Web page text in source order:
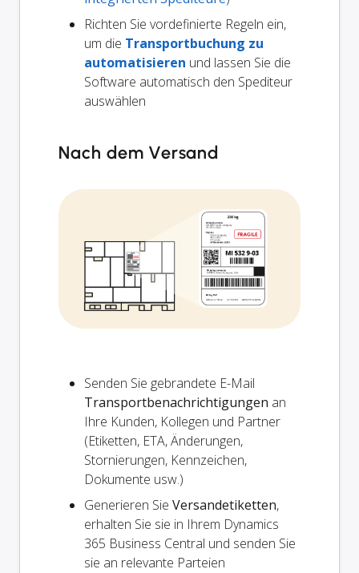
Richten Sie vordefinierte Regeln ein,
um die Transportbuchung zu
automatisieren und lassen Sie die
Software automatisch den Spediteur
auswählen
Nach dem Versand
Senden Sie gebrandete E-Mail
Transportbenachrichtigungen an
Ihre Kunden, Kollegen und Partner
(Etiketten, ETA, Änderungen,
Stornierungen, Kennzeichen,
Dokumente usw.)
Generieren Sie Versandetiketten,
erhalten Sie sie in Ihrem Dynamics
365 Business Central und senden Sie
sie an relevante Parteien